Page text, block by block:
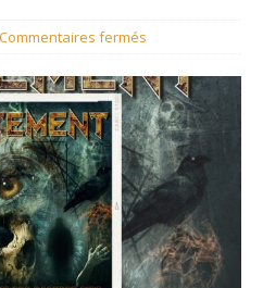
Commentaires fermés